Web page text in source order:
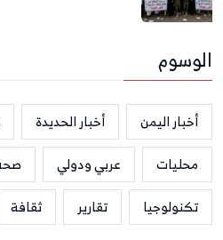
الوسوم
أخبار اليمن أخبار الحديدة
محليات
عربي ودولي
تكنولوجيا
تقارير ثقافة